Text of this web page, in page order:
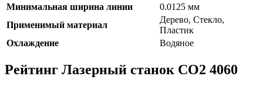
Минимальная ширина линии
0.0125 мм
Применимый материал
Дерево, Стекло,
Пластик
Охлаждение
Водяное
Рейтинг Лазерный станок СО2 4060